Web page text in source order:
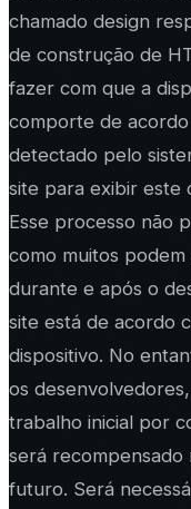
chamado design
de construção de
fazer com que a
comporte de
detectado pelo
site para exibir este
Esse processo não
como muitos
durante e após o
site está de acordo
dispositivo. No
os
trabalho inicial por
será recompensado
futuro. Será